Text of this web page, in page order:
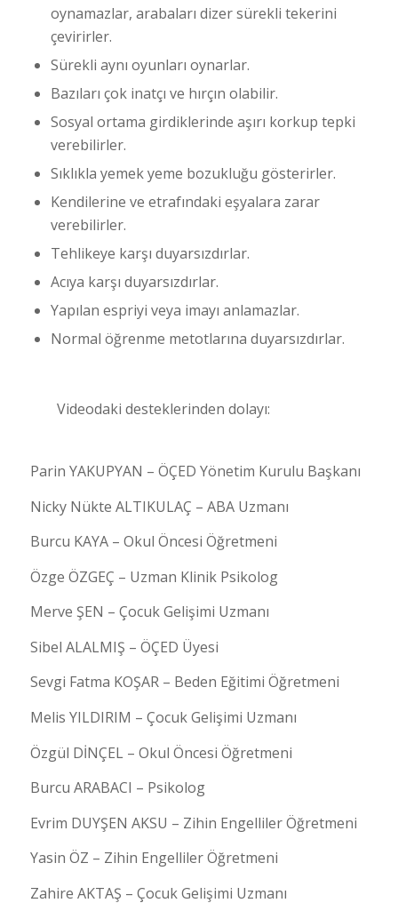
oynamazlar, arabaları dizer sürekli tekerini
çevirirler.
Sürekli aynı oyunları oynarlar.
Bazıları çok inatçı ve hırçın olabilir.
Sosyal ortama girdiklerinde aşırı korkup tepki
verebilirler.
Sıklıkla yemek yeme bozukluğu gösterirler.
Kendilerine ve etrafındaki eşyalara zarar
verebilirler.
Tehlikeye karşı duyarsızdırlar.
Acıya karşı duyarsızdırlar.
Yapılan espriyi veya imayı anlamazlar.
Normal öğrenme metotlarına duyarsızdırlar.
Videodaki desteklerinden dolayı:
Parin YAKUPYAN – ÖÇED Yönetim Kurulu Başkanı
Nicky Nükte ALTIKULAÇ – ABA Uzmanı
Burcu KAYA – Okul Öncesi Öğretmeni
Özge ÖZGEÇ – Uzman Klinik Psikolog
Merve ŞEN – Çocuk Gelişimi Uzmanı
Sibel ALALMIŞ – ÖÇED Üyesi
Sevgi Fatma KOŞAR – Beden Eğitimi Öğretmeni
Melis YILDIRIM – Çocuk Gelişimi Uzmanı
Özgül DİNÇEL – Okul Öncesi Öğretmeni
Burcu ARABACI – Psikolog
Evrim DUYŞEN AKSU – Zihin Engelliler Öğretmeni
Yasin ÖZ – Zihin Engelliler Öğretmeni
Zahire AKTAŞ – Çocuk Gelişimi Uzmanı